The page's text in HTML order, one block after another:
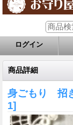
ログイン
商品詳細
身ごもり 招
1]